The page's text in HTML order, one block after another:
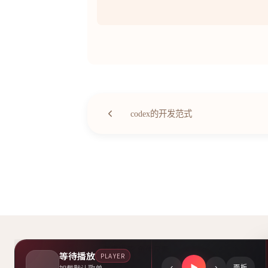
codex的开发范式
驿寄梅花, 鱼传尺素
Copyright©2024 Shadow.
等待播放 PLAYER